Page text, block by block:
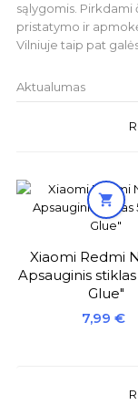
sąlygomis. Pirkdami
pristatymo ir
Vilniuje taip pat
Aktualumas

Xiaomi Redmi
Apsauginis
Glue"
Kaina
7,99 €